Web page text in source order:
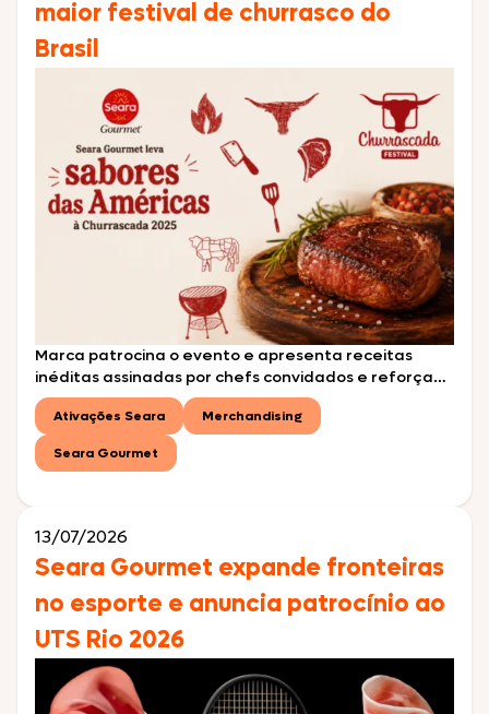
maior festival de churrasco do
Brasil
Marca patrocina o evento e apresenta receitas
inéditas assinadas por chefs convidados e reforça
sua conexão com o universo do churrasco premium
durante o maior festival de churrasco do Brasil A
Seara Gourmet marca presença na Churrascada
2026, o maior festival de churrasco do Brasil, levando
Ativações Seara Merchandising
Seara Gourmet
13/07/2026
Seara Gourmet expande fronteiras
no esporte e anuncia patrocínio ao
UTS Rio 2026